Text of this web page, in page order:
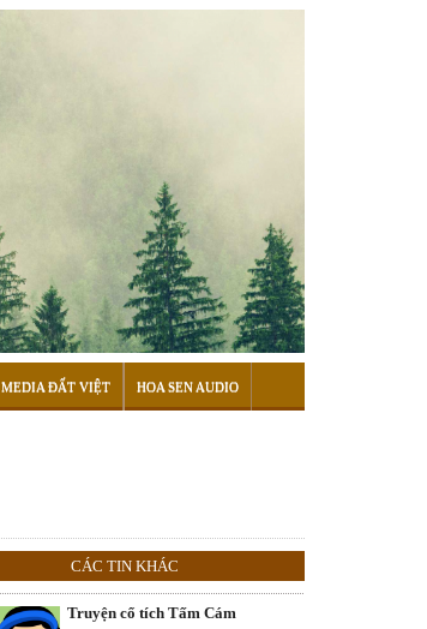
MEDIA ĐẤT VIỆT HOA SEN AUDIO
CÁC TIN KHÁC
Truyện cổ tích Tấm Cám